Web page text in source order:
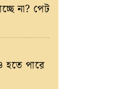
না? পেট
পারে